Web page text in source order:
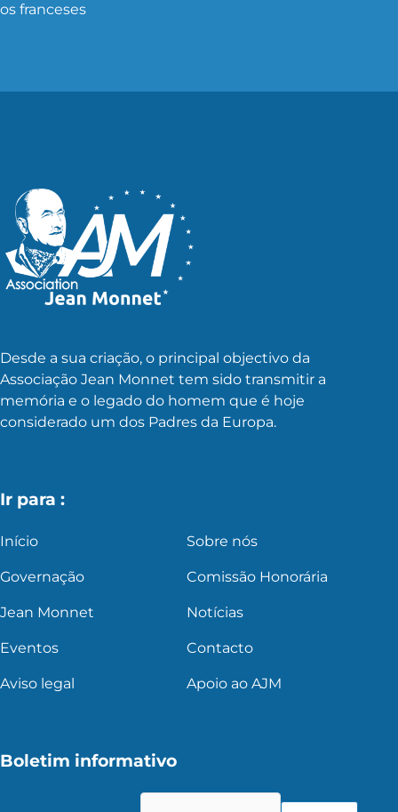
os franceses
Desde a sua criação, o principal objectivo da
Associação Jean Monnet tem sido transmitir a
memória e o legado do homem que é hoje
considerado um dos Padres da Europa.
Ir para :
Início Sobre nós
Governação Comissão Honorária
Jean Monnet Notícias
Eventos Contacto
Aviso legal Apoio ao AJM
Boletim informativo